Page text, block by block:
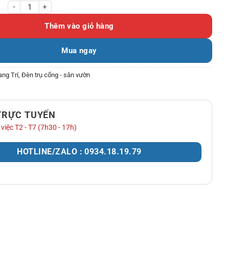
Cao Cấp - Chống Ố, Chịu Lực Tốt số lượng
Thêm vào giỏ hàng
Mua ngay
Trí, Đèn trụ cổng - sân vườn
TUYẾN
T2 - T7 (7h30 - 17h)
HOTLINE/ZALO : 0934.18.19.79